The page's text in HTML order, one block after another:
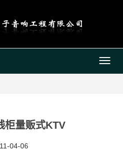
柜量贩式KTV
04-06